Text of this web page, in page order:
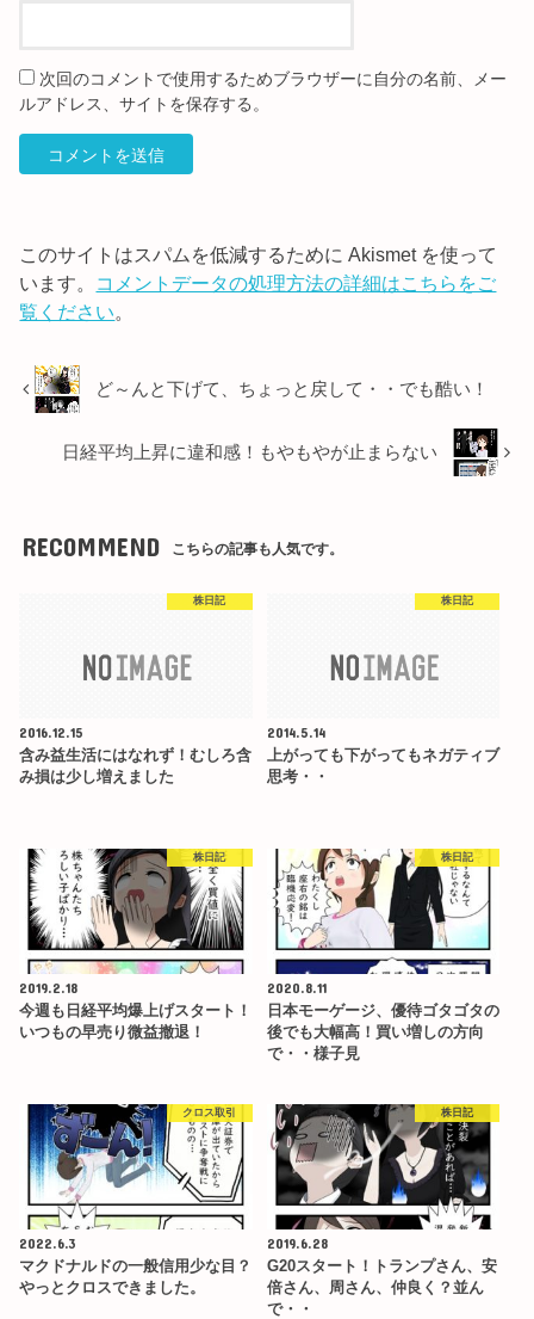
次回のコメントで使用するためブラウザーに自分の名前、メー
ルアドレス、サイトを保存する。
このサイトはスパムを低減するために Akismet を使って
います。 コメントデータの処理方法の詳細はこちらをご
覧ください。
ど～んと下げて、ちょっと戻して・・でも酷い！
日経平均上昇に違和感！もやもやが止まらない
RECOMMEND こちらの記事も人気です。
株日記
2016.12.15
含み益生活にはなれず！むしろ含
み損は少し増えました
株日記
2014.5.14
上がっても下がってもネガティブ
思考・・
株日記
2019.2.18
今週も日経平均爆上げスタート！
いつもの早売り微益撤退！
株日記
2020.8.11
日本モーゲージ、優待ゴタゴタの
後でも大幅高！買い増しの方向
で・・様子見
クロス取引
2022.6.3
マクドナルドの一般信用少な目？
やっとクロスできました。
株日記
2019.6.28
G20スタート！トランプさん、安
倍さん、周さん、仲良く？並ん
で・・